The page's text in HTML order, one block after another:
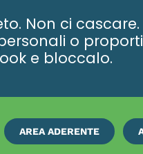
Non ci cascare.
o
e bloccalo.
AREA ADERENTE